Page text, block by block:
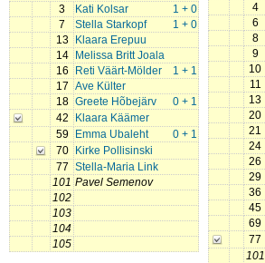
3
1 + 0
Kati Kolsar
7
1 + 0
Stella Starkopf
13
Klaara Erepuu
14
Melissa Britt Joala
16
1 + 1
Reti Väärt-Mölder
17 Ave Külter
18
0 + 1
Greete Hõbejärv
42
Klaara Käämer
59
0 + 1
Emma Ubaleht
70
Kirke Pollisinski
77 Stella-Maria Link
101 Pavel Semenov
102
103
104
105
4
6
8
9
10
11
13
20
21
24
26
29
36
45
69
77
101